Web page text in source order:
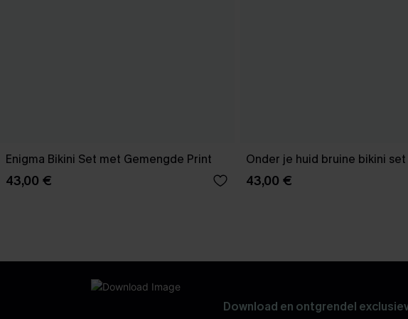
Enigma Bikini Set met Gemengde Print
43,00 €
Onder je huid bruine bikini set
43,00 €
Download en ontgrendel